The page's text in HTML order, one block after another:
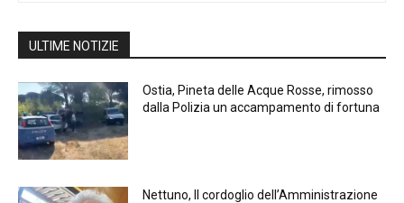
ULTIME NOTIZIE
Ostia, Pineta delle Acque Rosse, rimosso
dalla Polizia un accampamento di fortuna
Nettuno, Il cordoglio dell’Amministrazione